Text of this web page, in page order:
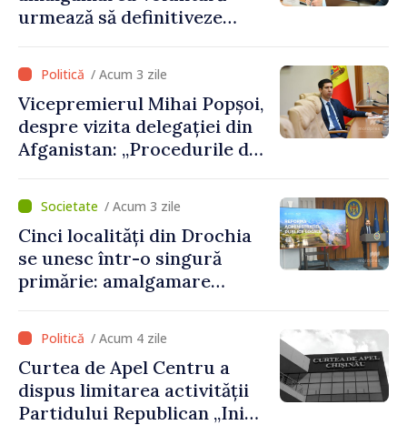
urmează să definitiveze
parcursul lunii august
/ Acum 3 zile
Vicepremierul Mihai Popșoi,
despre vizita delegației din
Afganistan: „Procedurile de
respectate întocmai. Nu s-
au constatat încălcări ale
prevederilor legale”
/ Acum 3 zile
Cinci localități din Drochia
se unesc într-o singură
primărie: amalgamare
stimulente de peste 28 de
milioane de lei oferite de
Guvern
/ Acum 4 zile
Curtea de Apel Centru a
dispus limitarea activității
Partidului Republican „Inima